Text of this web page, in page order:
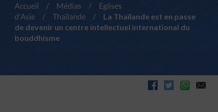
Accueil / Médias /
Eglises
d'Asie
/ Thaïlande /
La Thaïlande est en passe
de devenir un centre intellectuel international du
bouddhisme